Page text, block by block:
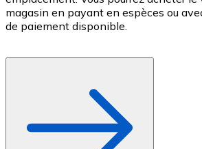
Achetez des cartes-cadeaux de
magasin en payant en espèces ou
de paiement disponible.